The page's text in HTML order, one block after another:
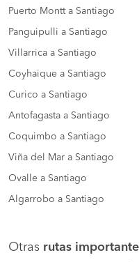
Puerto Montt a Santiago
Panguipulli a Santiago
Villarrica a Santiago
Coyhaique a Santiago
Curico a Santiago
Antofagasta a Santiago
Coquimbo a Santiago
Viña del Mar a Santiago
Ovalle a Santiago
Algarrobo a Santiago
Otras rutas